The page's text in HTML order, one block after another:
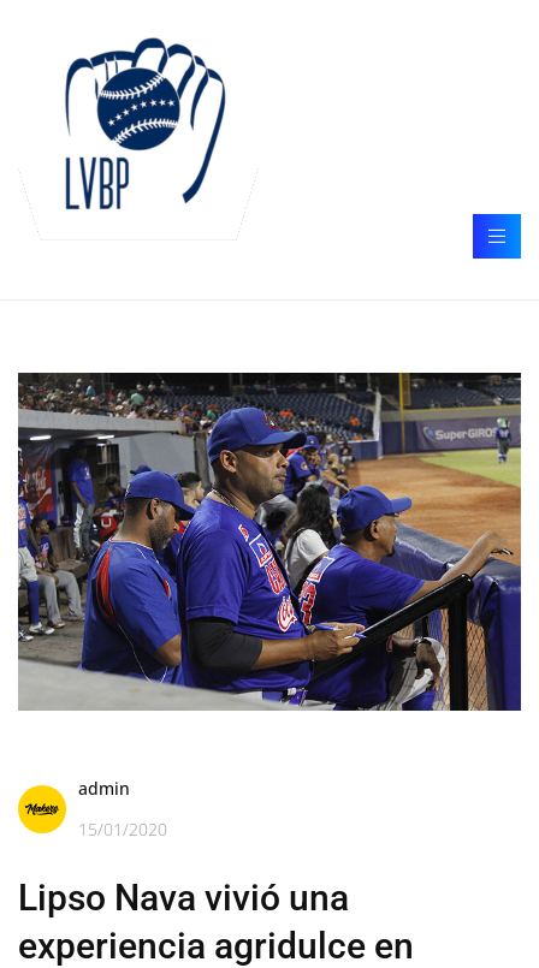
admin
15/01/2020
Lipso Nava vivió una
experiencia agridulce en